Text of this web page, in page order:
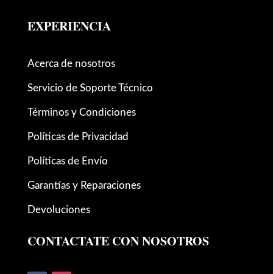
EXPERIENCIA
Acerca de nosotros
Servicio de Soporte Técnico
Términos y Condiciones
Políticas de Privacidad
Políticas de Envío
Garantías y Reparaciones
Devoluciones
CONTACTATE CON NOSOTROS